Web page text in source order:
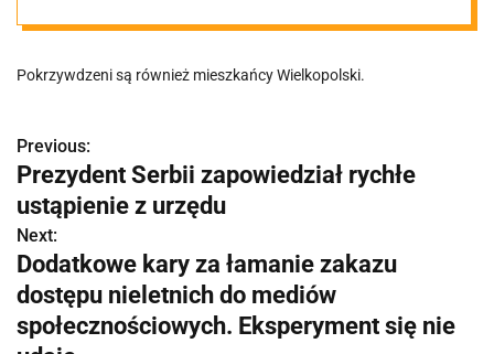
naszego
regionu. "W
ciągu kilku
miesięcy
sprawcy byli w
Pokrzywdzeni są również mieszkańcy Wielkopolski.
N
a
w
i
g
Previous:
Prezydent Serbii zapowiedział rychłe
ustąpienie z urzędu
Next:
Dodatkowe kary za łamanie zakazu
dostępu nieletnich do mediów
społecznościowych. Eksperyment się nie